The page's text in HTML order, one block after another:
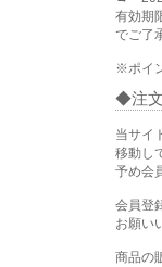
有効期
でご了
※ポイ
注
当サイ
移動し
予め会
会員登
お願い
商品の